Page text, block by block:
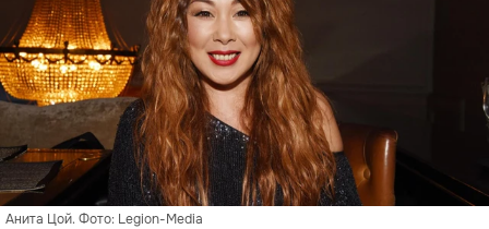
Анита Цой. Фото: Legion-Media